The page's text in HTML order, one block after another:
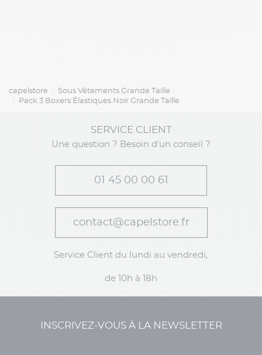
capelstore
Sous Vêtements Grande Taille
Pack 3 Boxers Élastiques Noir Grande Taille
SERVICE CLIENT
Une question ? Besoin d'un conseil ?
01 45 00 00 61
contact@capelstore.fr
Service Client du lundi au vendredi,
de 10h à 18h
INSCRIVEZ-VOUS À LA NEWSLETTER